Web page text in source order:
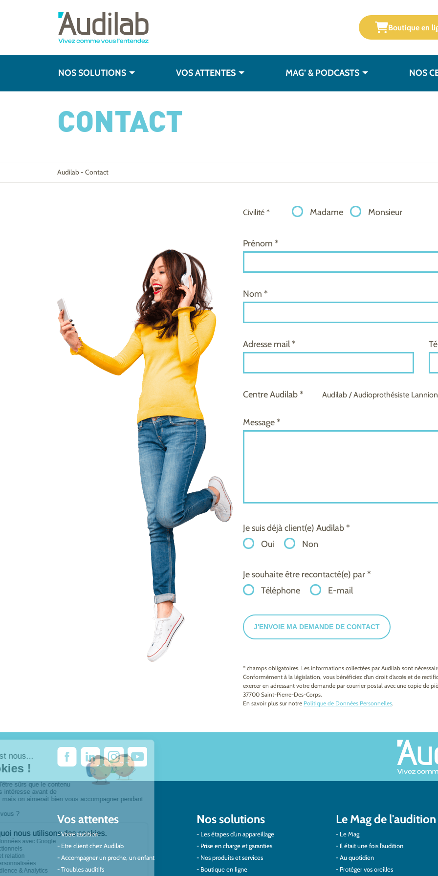
Boutique en
NOS SOLUTIONS VOS ATTENTES MAG’ & PODCASTS NOS
CONTACT
Audilab-Contact
Civilité * Madame Monsieur
Prénom *
Nom *
Adresse mail *
Centre Audilab * Audilab / Audioprothésiste Lannion
Message *
Je suis déjà client(e) Audilab *
Oui
Non
Je souhaite être recontacté(e) par *
Téléphone
E-mail
J'ENVOIE MA DEMANDE DE CONTACT
* champs obligatoires. Les informations collectées par Audilab sont
Conformément à la législation, vous bénéficiez d’un droit d’accès et de
exercer en adressant votre demande par courrier postal avec une copie de
37700 Saint-Pierre-Des-Corps.
En savoir plus sur notre Politique de Données Personnelles.
Vos attentes
Votre audition
Etre client chez Audilab
Accompagner un proche, un enfant
Troubles auditifs
Nos solutions
Les étapes d’un appareillage
Prise en charge et garanties
Nos produits et services
Boutique en ligne
Le Mag de l'audition
Le Mag
Il était une fois l’audition
Au quotidien
Protéger vos oreilles